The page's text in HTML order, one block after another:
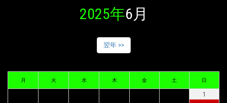
2025年6月
翌年 >>
月 火 水 木 金 土 日
1